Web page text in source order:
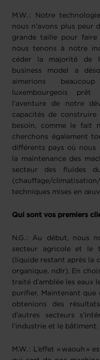
M.W. : Notre
nous n’avons plus peur
grande taille pour faire
nous tenons à notre
céder la majorité de
business model a
aimerions
luxembourgeois
l’aventure de notre
capacités de
besoin, comme le fait
cherchons également
différents pays où nous
la maintenance des
secteur des fluides
(chauffage/
techniques mises en
Qui sont vos premiers
N.G. : Au début, nous
secteur agricole et le
(liquide restant après la
organique, ndlr). En
traité d’amblée les eaux
purifier. Maintenant que
obtenions des
d’autres secteurs
l’industrie et le bâtiment.
M.W. : L’effet « waouh »